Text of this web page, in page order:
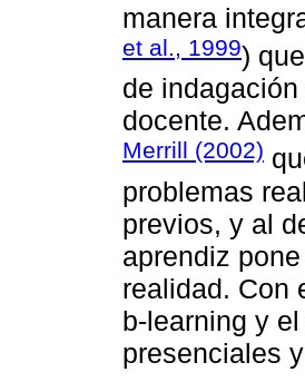
manera
et al., 1999)
de
docente.
Merrill (2002)
problemas
previos, y al
aprendiz
realidad. Con
b-learning y
presenciales